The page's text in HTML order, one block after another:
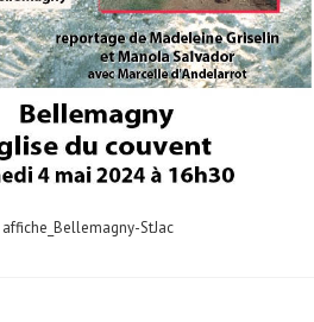
affiche_Bellemagny-StJac